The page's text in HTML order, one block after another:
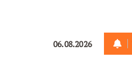
06.08.2026